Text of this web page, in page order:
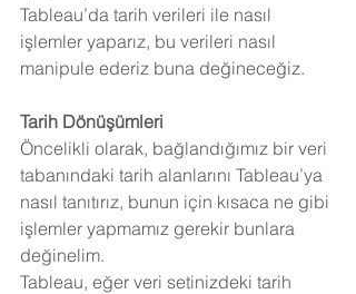
Tableau’da tarih verileri ile nasıl
işlemler yaparız, bu verileri nasıl
manipule ederiz buna değineceğiz.
Tarih Dönüşümleri
Öncelikli olarak, bağlandığımız bir veri
tabanındaki tarih alanlarını Tableau’ya
nasıl tanıtırız, bunun için kısaca ne gibi
işlemler yapmamız gerekir bunlara
değinelim.
Tableau, eğer veri setinizdeki tarih